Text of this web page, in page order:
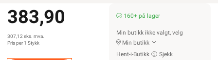
383,90
307,12 eks. mva.
Pris per 1 Stykk
160+ på lager
Min butikk ikke valgt, velg
Min butikk
Hent-i-Butikk
Sjekk